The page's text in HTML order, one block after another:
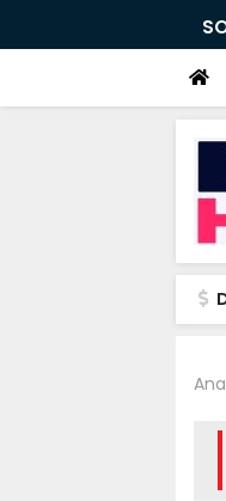
teklifine CHP olarak